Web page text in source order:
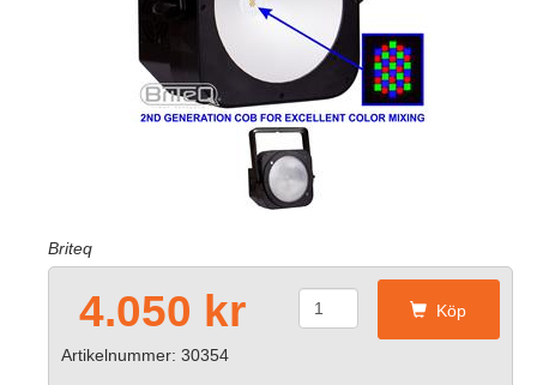
Briteq
4.050 kr Köp
Artikelnummer: 30354